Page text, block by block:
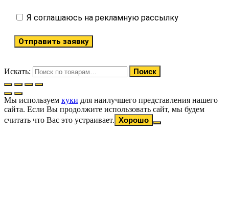
Я соглашаюсь на рекламную рассылку
Отправить заявку
Искать: Поиск
Мы используем куки для наилучшего представления нашего
сайта. Если Вы продолжите использовать сайт, мы будем
считать что Вас это устраивает. Хорошо